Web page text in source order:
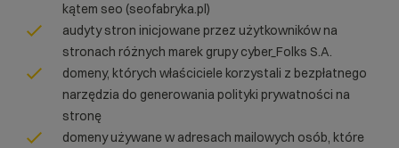
kątem seo (seofabryka.pl)
audyty stron inicjowane przez użytkowników na
stronach różnych marek grupy cyber_Folks S.A.
domeny, których właściciele korzystali z bezpłatnego
narzędzia do generowania polityki prywatności na
stronę
domeny używane w adresach mailowych osób, które